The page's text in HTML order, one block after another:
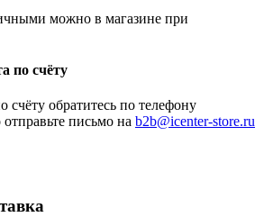
можно в магазине при
по счёту
счёту обратитесь по телефону
отправьте письмо на b2b@icenter-store.ru